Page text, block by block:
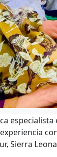
experiencia
Sierra